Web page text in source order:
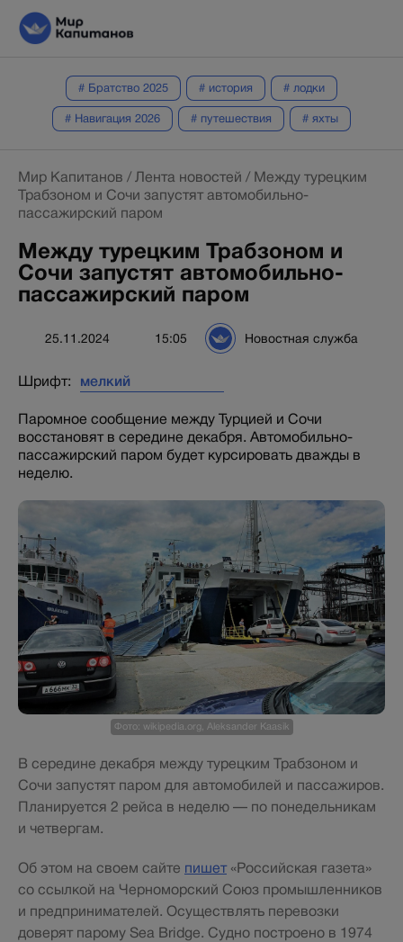
# Братство 2025 # история # лодки
# Навигация 2026 # путешествия # яхты
Мир Капитанов / Лента новостей / Между турецким
Трабзоном и Сочи запустят автомобильно-
пассажирский паром
Между турецким Трабзоном и
Сочи запустят автомобильно-
пассажирский паром
25.11.2024 15:05 Новостная служба
Шрифт:
Паромное сообщение между Турцией и Сочи
восстановят в середине декабря. Автомобильно-
пассажирский паром будет курсировать дважды в
неделю.
Фото: wikipedia.org, Aleksander Kaasik
В середине декабря между турецким Трабзоном и
Сочи запустят паром для автомобилей и пассажиров.
Планируется 2 рейса в неделю — по понедельникам
и четвергам.
Об этом на своем сайте пишет«Российская газета»
со ссылкой на Черноморский Союз промышленников
и предпринимателей. Осуществлять перевозки
доверят парому Sea Вridge. Судно построено в 1974